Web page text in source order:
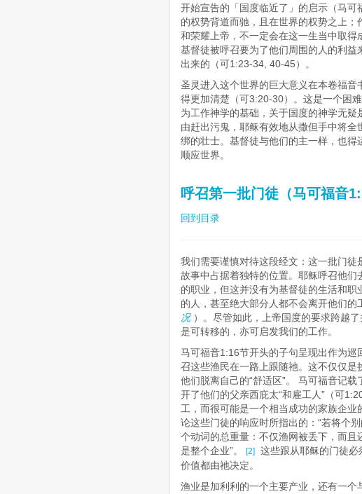
开始宣告的「国度临近了」的启示（马
的权势背道而驰，且在世界的权势之上
和荣耀上帝，不一定会在这一生当中取得
基督徒被呼召要为了他们周围的人的利
出来的（可1:23-34, 40-45）。
圣灵进入这个世界的巨大意义在本卷福
得更加清楚（可3:20-30）。这是一个困
为工作神学的基础，关于国度的神学无
由赶出污鬼，耶稣有效地从撒但手中将
绑的壮士。基督徒与他们的主一样，也
顺应世界。
呼召第一批门徒（马可福音
回到目录
我们需要谨慎对待这段经文：这一批门
故事中占据着独特的位置。耶稣呼召他
的职业，但这并没有为基督徒的生活和
的人，甚至绝大部分人都不会离开他们的
况）。尽管如此，上帝国度的要求跨越
是可转移的，亦可启发我们的工作。
马可福音1:16节开头的子句呈现出作为
召这些渔民在一路上跟随祂。这不仅仅
他们脱离自己的“舒适区”。​ 马可福音记载
开了他们的父亲西庇太“和雇工人”（可
工，而很可能是一个相当成功的家族企
论这些门徒的响应时所指出的：“若将个
个动词的总重量：不仅渔网被丢下，而
是整个企业”。​
[2] 这些跟从耶稣的门徒
价值都由祂决定。
渔业是加利利的一个主要产业，还有一